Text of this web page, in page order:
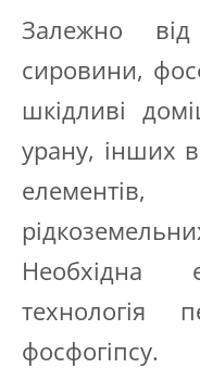
Залежно
сировини,
шкідливі
урану, інших
Необхідна
технологія
фосфогіпсу.